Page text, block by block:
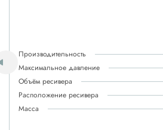
Производительность
Максимальное давление
Объём ресивера
Расположение ресивера
Масса